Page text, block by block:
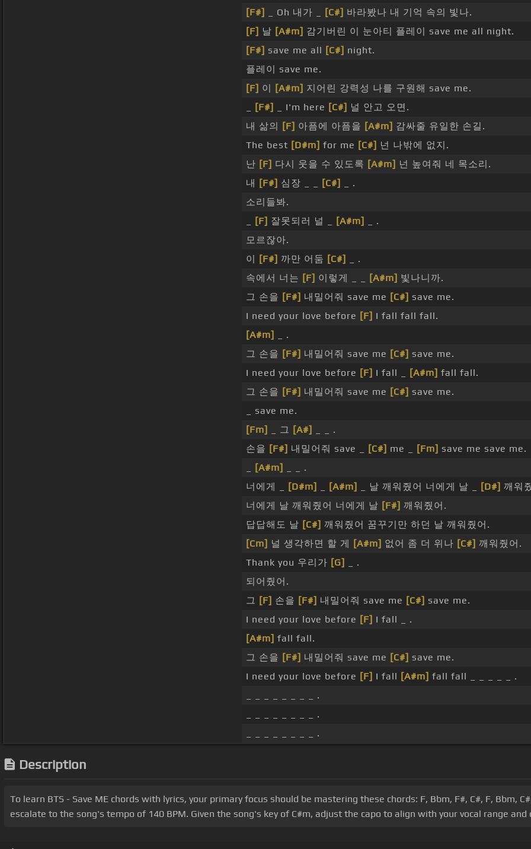
[F#]
_ Oh 내가 _ [C#] 바라봤나 내 기억 속의 빛나.
[F] 날 [A#m] 감기버린 이 눈아티 플레이 save me all night.
[F#] save me all [C#] night.
플레이 save me.
[F] 이 [A#m] 지어린 강력성 나를 구원해 save me.
[F#] _ I'm here [C#] 널 안고 오면.
내 삶의
[F] 아픔에 아픔을 [A#m] 감싸줄 유일한 손길.
The best [D#m] for me [C#] 넌 나밖에 없지.
난 [F] 다시 웃을 수 있도록 [A#m] 넌 높여줘 네 목소리.
내
[F#] 심장 _ _ [C#]
_ .
소리들봐.
[F] 잘못되러 널 _ [A#m]
_ .
모르잖아.
이
[F#] 까만 어둠 [C#]
_ .
속에서 너는 [F] 이렇게 _ _ [A#m] 빛나니까.
그 손을 [F#] 내밀어줘 save me [C#] save me.
I need your love before [F] I fall fall fall.
[A#m]
_ .
그 손을 [F#] 내밀어줘 save me [C#] save me.
I need your love before [F] I fall _ [A#m] fall fall.
그 손을 [F#] 내밀어줘 save me [C#] save me.
_ save me.
[Fm]
_ 그 [A#]
_ _ .
손을 [F#] 내밀어줘 save _ [C#] me _ [Fm] save me save me.
[A#m]
_ _ .
너에게 _
[D#m] [A#m] _ 날 깨워줬어 너에게 날 _ [D#] 깨워
너에게 날 깨워줬어 너에게 날 [F#] 깨워줬어.
답답해도 날 [C#] 깨워줬어 꿈꾸기만 하던 날 깨워줬어.
[Cm] 널 생각하면 할 게 [A#m] 없어 좀 더 위나 [C#] 깨워줬어.
Thank you 우리가 [G]
_ .
되어줬어.
그 [F] 손을 [F#] 내밀어줘 save me [C#] save me.
I need your love before [F] I fall _ .
[A#m] fall fall.
그 손을 [F#] 내밀어줘 save me [C#] save me.
I need your love before [F] I fall [A#m] fall fall _ _ _ _ _ .
_ _ _ _ _ _ _ _ .
_ _ _ _ _ _ _ _ .
_ _ _ _ _ _ _ _ .
Description
To learn BTS - Save ME chords with lyrics, your primary focus should be mastering these chords: F, Bbm, F#, C#, F, Bbm,
escalate to the song's tempo of 140 BPM. Given the song's key of C#m, adjust the capo to align with your vocal range and